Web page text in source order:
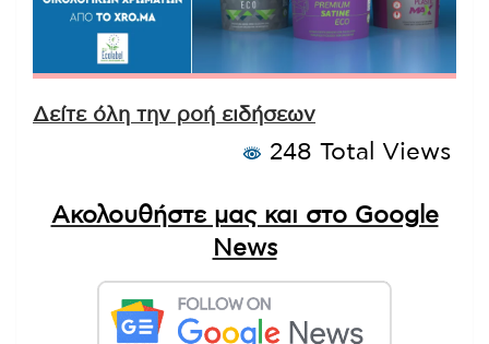
Δείτε όλη την ροή ειδήσεων
248 Total Views
Ακολουθήστε μας και στο Google
News